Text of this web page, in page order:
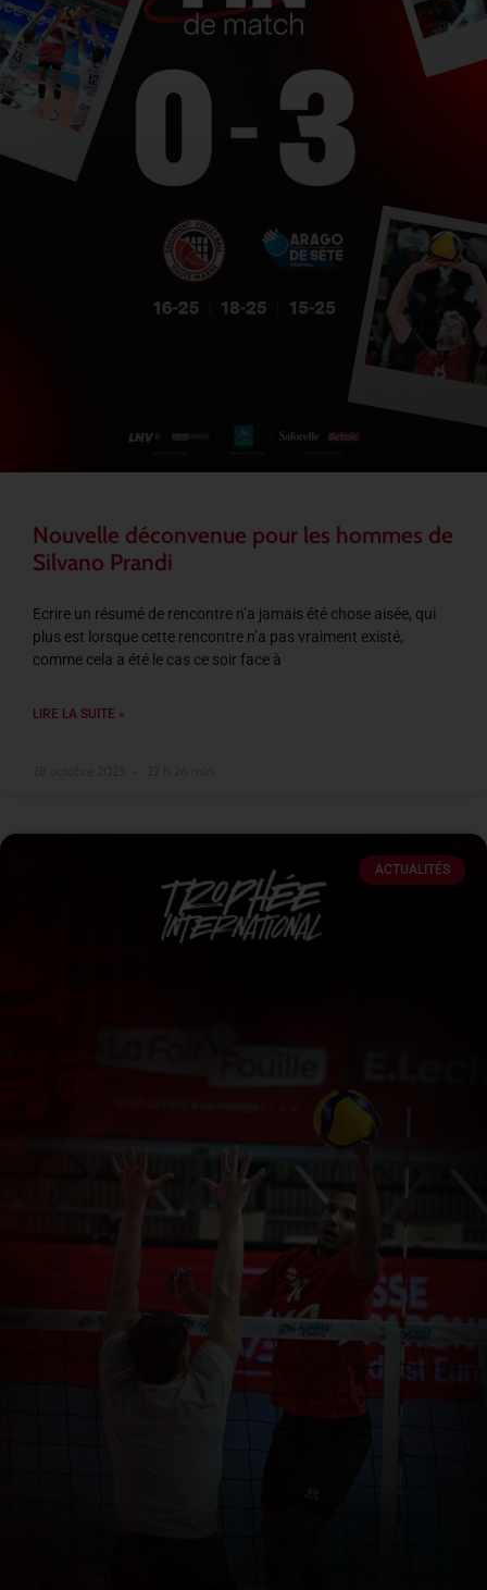
Nouvelle déconvenue pour les hommes de
Silvano Prandi
Ecrire un résumé de rencontre n’a jamais été chose aisée, qui
plus est lorsque cette rencontre n’a pas vraiment existé,
comme cela a été le cas ce soir face à
LIRE LA SUITE »
ACTUALITÉS